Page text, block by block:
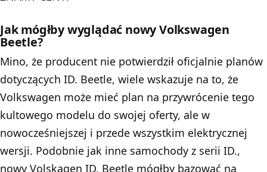
Jak mógłby wyglądać nowy Volkswagen
Beetle?
Mino, że producent nie potwierdził oficjalnie planów
dotyczących ID. Beetle, wiele wskazuje na to, że
Volkswagen może mieć plan na przywrócenie tego
kultowego modelu do swojej oferty, ale w
nowocześniejszej i przede wszystkim elektrycznej
wersji. Podobnie jak inne samochody z serii ID.,
nowy Volskagen ID. Beetle mógłby bazować na